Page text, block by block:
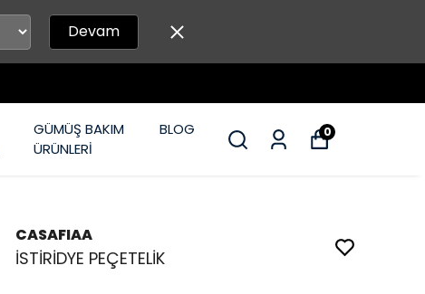
Devam
GÜMÜŞ BAKIM
ÜRÜNLERİ
BLOG 0
CASAFIAA
İSTİRİDYE PEÇETELİK